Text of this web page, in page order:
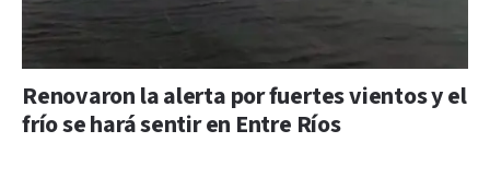
Renovaron la alerta por fuertes vientos y el
frío se hará sentir en Entre Ríos